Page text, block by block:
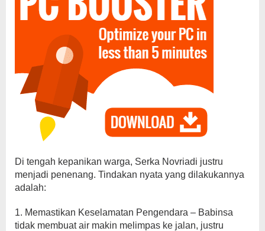
Di tengah kepanikan warga, Serka Novriadi justru
menjadi penenang. Tindakan nyata yang dilakukannya
adalah:
1. Memastikan Keselamatan Pengendara – Babinsa
tidak membuat air makin melimpas ke jalan, justru